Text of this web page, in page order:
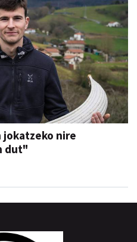
jokatzeko nire
dut"